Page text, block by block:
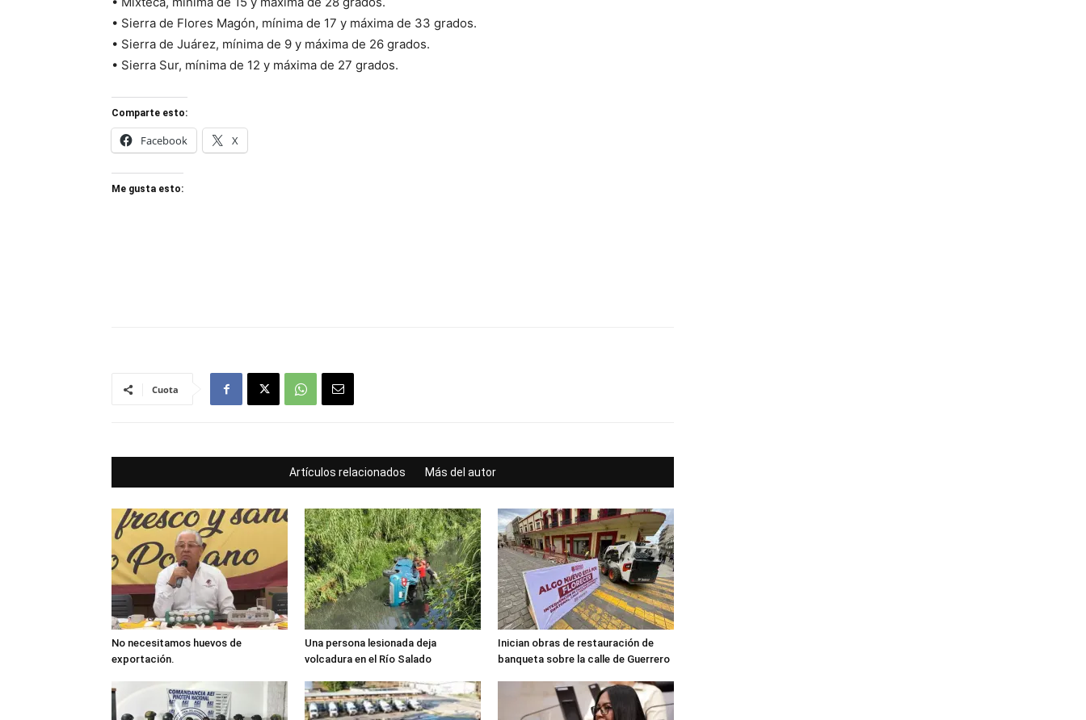
• Sierra de Flores Magón, mínima de 17 y máxima de 33 grados.
• Sierra de Juárez, mínima de 9 y máxima de 26 grados.
• Sierra Sur, mínima de 12 y máxima de 27 grados.
Comparte esto:
Facebook X
Me gusta esto:
Cuota
Artículos relacionados Más del autor
No necesitamos huevos de
exportación.
Una persona lesionada deja
volcadura en el Río Salado
Inician obras de restauración de
banqueta sobre la calle de Guerrero